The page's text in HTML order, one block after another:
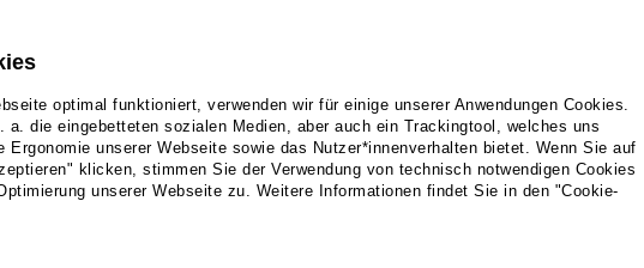
optimal funktioniert, verwenden wir für einige unserer Anwendungen Cookies.
a. die eingebetteten sozialen Medien, aber auch ein Trackingtool, welches uns
Ergonomie unserer Webseite sowie das Nutzer*innenverhalten bietet. Wenn Sie auf
klicken, stimmen Sie der Verwendung von technisch notwendigen Cookies
unserer Webseite zu. Weitere Informationen findet Sie in den "Cookie-